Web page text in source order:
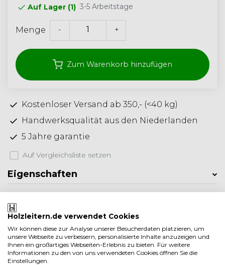
Auf Lager (1) 3-5 Arbeitstage
Menge - +
Zum Warenkorb hinzufügen
Kostenloser Versand ab 350,- (<40 kg)
Handwerksqualität aus den Niederlanden
5 Jahre garantie
Auf Vergleichsliste setzen
Eigenschaften
Produktinformation
Weniger anzeigen
Verwandte produkte
Holzleitern.de verwendet Cookies
Wir können diese zur Analyse unserer Besucherdaten platzieren, um
unsere Webseite zu verbessern, personalisierte Inhalte anzuzeigen und
Ihnen ein großartiges Webseiten-Erlebnis zu bieten. Für weitere
Informationen zu den von uns verwendeten Cookies öffnen Sie die
Einstellungen.